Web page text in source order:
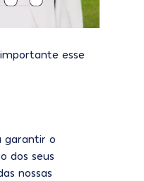
esse
garantir o
dos seus
nossas